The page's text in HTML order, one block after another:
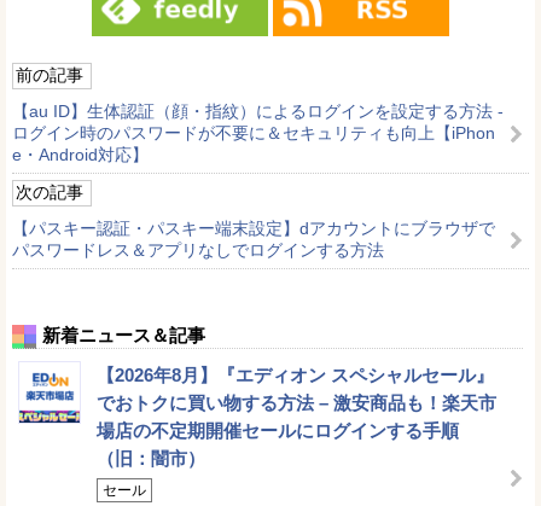
前の記事
【au ID】生体認証（顔・指紋）によるログインを設定する方法 -
ログイン時のパスワードが不要に＆セキュリティも向上【iPhon
e・Android対応】
次の記事
【パスキー認証・パスキー端末設定】dアカウントにブラウザで
パスワードレス＆アプリなしでログインする方法
新着ニュース＆記事
【2026年8月】『エディオン スペシャルセール』
でおトクに買い物する方法 – 激安商品も！楽天市
場店の不定期開催セールにログインする手順
（旧：闇市）
セール